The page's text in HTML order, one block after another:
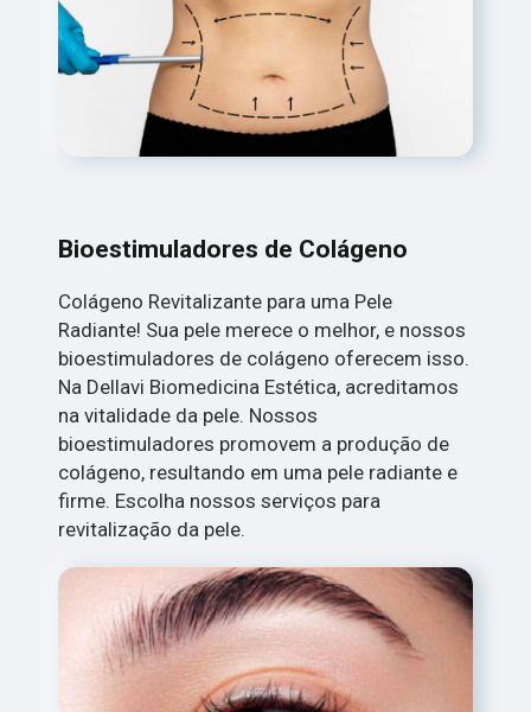
Bioestimuladores de Colágeno
Colágeno Revitalizante para uma Pele
Radiante! Sua pele merece o melhor, e nossos
bioestimuladores de colágeno oferecem isso.
Na Dellavi Biomedicina Estética, acreditamos
na vitalidade da pele. Nossos
bioestimuladores promovem a produção de
colágeno, resultando em uma pele radiante e
firme. Escolha nossos serviços para
revitalização da pele.